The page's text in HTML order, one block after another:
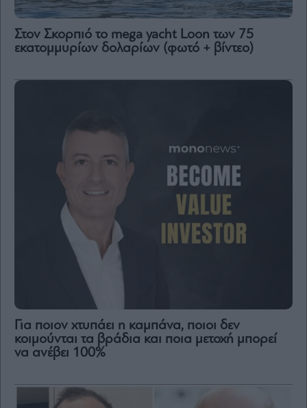
Στον Σκορπιό το mega yacht Loon των 75
εκατομμυρίων δολαρίων (φωτό + βίντεο)
Για ποιον χτυπάει η καμπάνα, ποιοι δεν
κοιμούνται τα βράδια και ποια μετοχή μπορεί
να ανέβει 100%